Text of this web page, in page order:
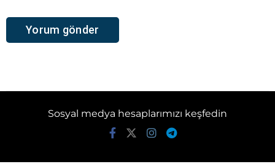
Sosyal medya hesaplarımızı keşfedin